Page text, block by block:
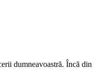
dumneavoastră. Încă din